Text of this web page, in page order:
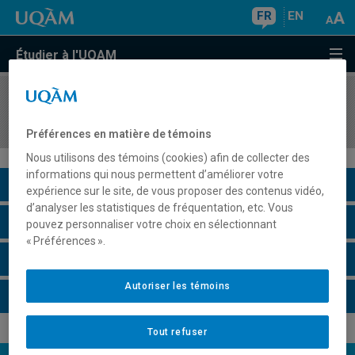
FR EN
Étudier à l'UQAM
COURS//
Description du cours
Horaire - Été 2026
Préférences en matière de témoins
Nous utilisons des témoins (cookies) afin de collecter des
informations qui nous permettent d’améliorer votre
expérience sur le site, de vous proposer des contenus vidéo,
d’analyser les statistiques de fréquentation, etc. Vous
pouvez personnaliser votre choix en sélectionnant
« Préférences ».
Tout refuser
Autoriser les témoins